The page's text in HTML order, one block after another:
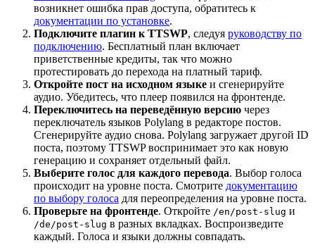
возникнет ошибка прав доступа, обратитесь к
документации по установке.
Подключите плагин к TTSWP, следуя руководству по
подключению. Бесплатный план включает
приветственные кредиты, так что можно
протестировать до перехода на платный тариф.
Откройте пост на исходном языке и сгенерируйте
аудио. Убедитесь, что плеер появился на фронтенде.
Переключитесь на переведённую версию через
переключатель языков Polylang в редакторе постов.
Сгенерируйте аудио снова. Polylang загружает другой ID
поста, поэтому TTSWP воспринимает это как новую
генерацию и сохраняет отдельный файл.
Выберите голос для каждого перевода. Выбор голоса
происходит на уровне поста. Смотрите документацию
по выбору голоса для переопределения на уровне поста.
Проверьте на фронтенде. Откройте /en/post-slug и
/de/post-slug в разных вкладках. Воспроизведите
каждый. Голоса и языки должны совпадать.